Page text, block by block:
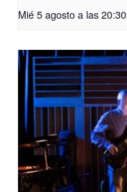
Mié 5 agosto a las 20:30